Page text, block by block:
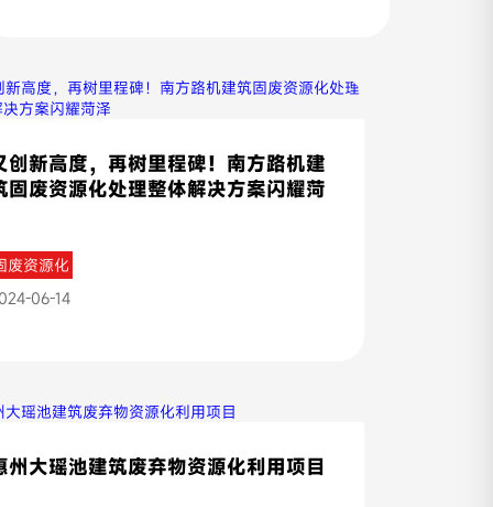
创新高度，再树里程碑！南方路机建
固废资源化处理整体解决方案闪耀菏
废资源化
06-14
州大瑶池建筑废弃物资源化利用项目